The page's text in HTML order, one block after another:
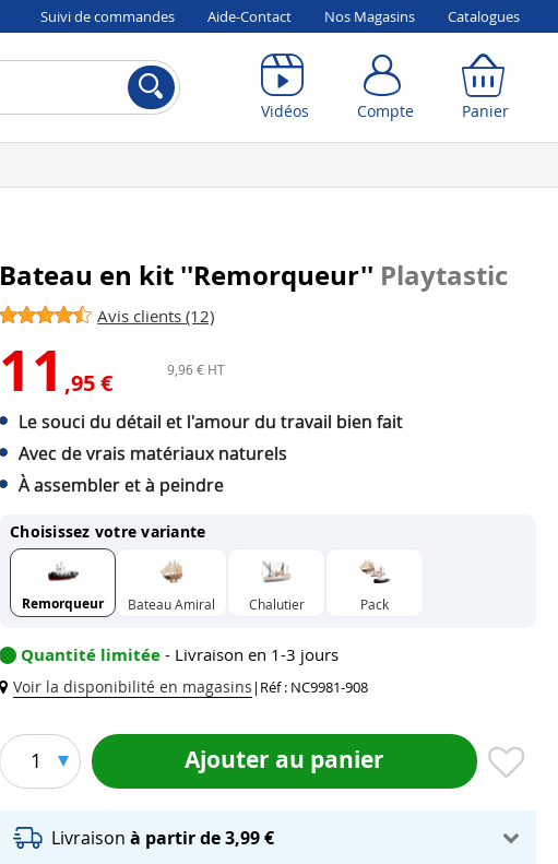
Suivi de commandes Aide-Contact Nos Magasins Catalogues
Vidéos Compte Panier
Bateau en kit ''Remorqueur'' Playtastic
Avis clients (12)
11 ,95 € 9,96 € HT
Le souci du détail et l'amour du travail bien fait
Avec de vrais matériaux naturels
À assembler et à peindre
Choisissez votre variante
Remorqueur Bateau Amiral Chalutier Pack
Quantité limitée - Livraison en 1-3 jours
Voir la disponibilité en magasins | Réf : NC9981-908
1 Ajouter au panier
Livraisonà partir de 3,99 €
Compte Panier